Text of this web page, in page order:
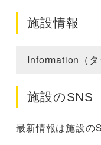
施設情報
Information（タ
施設のSNS
最新情報は施設の